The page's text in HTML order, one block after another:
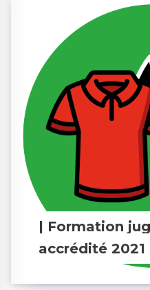
| Formation
accrédité 2021